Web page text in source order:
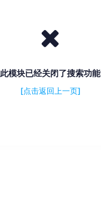
此模块已经关闭了搜索功能
[点击返回上一页]